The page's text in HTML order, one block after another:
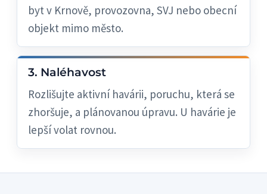
byt v Krnově, provozovna, SVJ nebo obecní
objekt mimo město.
3. Naléhavost
Rozlišujte aktivní havárii, poruchu, která se
zhoršuje, a plánovanou úpravu. U havárie je
lepší volat rovnou.